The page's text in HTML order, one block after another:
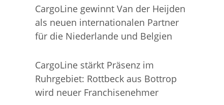
CargoLine gewinnt Van der Heijden
als neuen internationalen Partner
für die Niederlande und Belgien
CargoLine stärkt Präsenz im
Ruhrgebiet: Rottbeck aus Bottrop
wird neuer Franchisenehmer